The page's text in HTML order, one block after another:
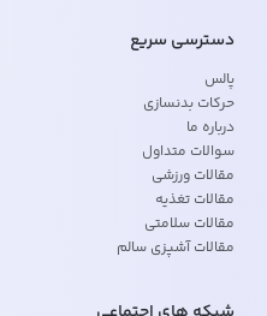
دسترسی سریع
پالس
حرکات بدنسازی
درباره ما
سوالات متداول
مقالات ورزشی
مقالات تغذیه
مقالات سلامتی
مقالات آشپزی سالم